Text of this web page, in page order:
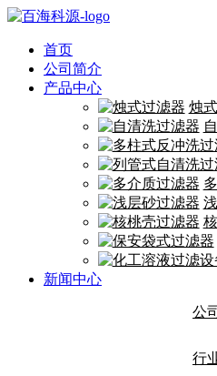
首页
公司简介
产品中心
烛
新闻中心
公
行